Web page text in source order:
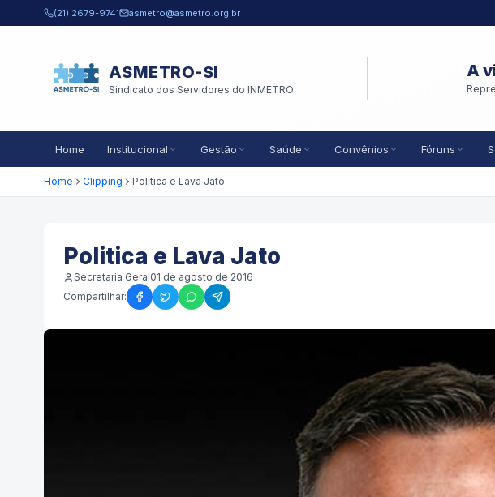
Pular para o conteúdo principal
(21) 2679-9741 asmetro@asmetro.org.br
ASMETRO-SI
Sindicato dos Servidores do INMETRO
A
Home Institucional Gestão Saúde Convênios Fóruns
Home Clipping Politica e Lava Jato
Politica e Lava Jato
Secretaria Geral01 de agosto de 2016
Compartilhar: